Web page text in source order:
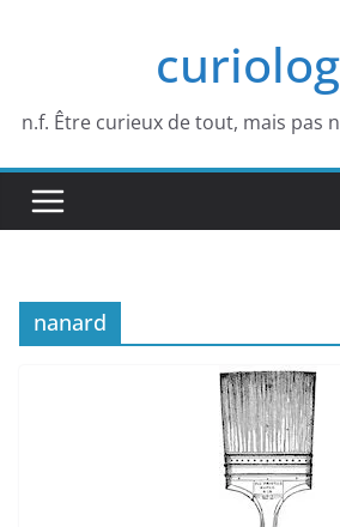
n.f. Être curieux de tout, mais pas
nanard